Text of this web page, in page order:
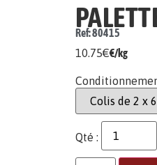
Ref: 80415
10.75€€/kg
Qté :